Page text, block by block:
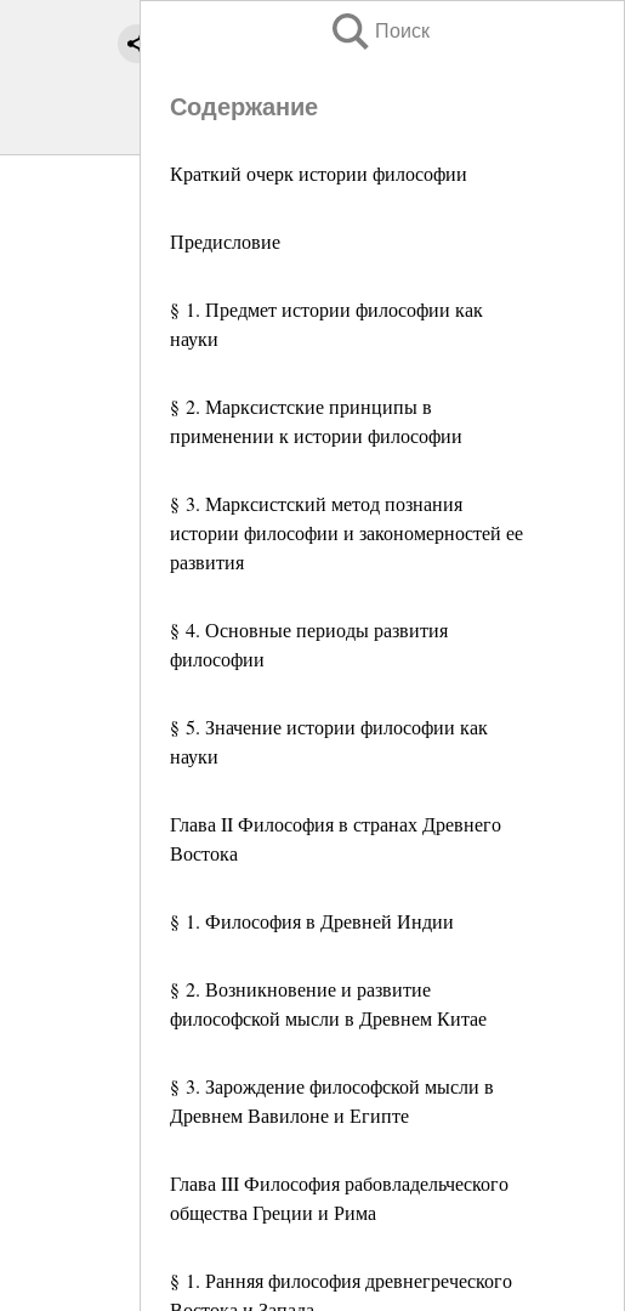
Поиск
Содержание
Краткий очерк истории философии
Предисловие
§ 1. Предмет истории философии как
науки
§ 2. Марксистские принципы в
применении к истории философии
§ 3. Марксистский метод познания
истории философии и закономерностей ее
развития
§ 4. Основные периоды развития
философии
§ 5. Значение истории философии как
науки
Глава II Философия в странах Древнего
Востока
§ 1. Философия в Древней Индии
§ 2. Возникновение и развитие
философской мысли в Древнем Китае
§ 3. Зарождение философской мысли в
Древнем Вавилоне и Египте
Глава III Философия рабовладельческого
общества Греции и Рима
§ 1. Ранняя философия древнегреческого